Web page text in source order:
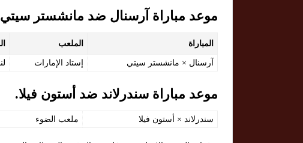
موعد مباراة آرسنال ضد مانشستر
المباراة الملعب
آرسنال × مانشستر سيتي إستاد الإمارات
موعد مباراة سندرلاند ضد أستون فيلا.
سندرلاند × أستون فيلا ملعب الضوء